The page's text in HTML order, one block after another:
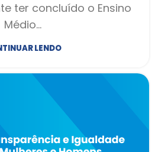
ter concluído o Ensino
Médio…
LENDO